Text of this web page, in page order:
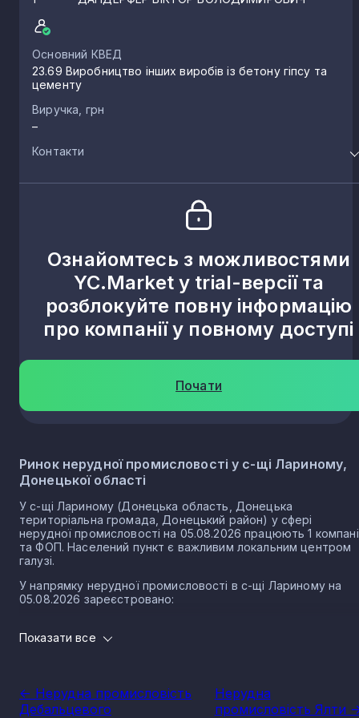
Основний КВЕД
23.69 Виробництво інших виробів із бетону гіпсу та
цементу
Виручка, грн
–
Контакти
Ознайомтесь з можливостями
YC.Market у trial-версії та
розблокуйте повну інформацію
про компанії у повному доступі
Почати
Ринок нерудної промисловості у с-щі Лариному,
Донецької області
У с-щі Лариному (Донецька область, Донецька
територіальна громада, Донецький район) у сфері
нерудної промисловості на 05.08.2026 працюють 1
та ФОП. Населений пункт є важливим локальним центром
галузі.
У напрямку нерудної промисловості в с-щі Лариному на
05.08.2026 зареєстровано:
1 ФОП
прямо впливає на утворення національного ВВП.
Показати все
<- Нерудна промисловість
Дебальцевого
Нерудна
промисловість Ялти -